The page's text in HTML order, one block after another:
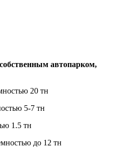
автопарком,
20 тн
5-7 тн
1.5 тн
до 12 тн